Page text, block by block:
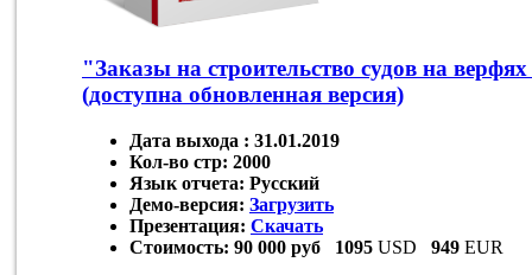
"Заказы на строительство судов на
(доступна обновленная версия)
Дата выхода : 31.01.2019
Кол-во стр: 2000
Язык отчета: Русский
Демо-версия: Загрузить
Презентация: Скачать
Стоимость: 90 000 руб 1095 USD 949 EUR